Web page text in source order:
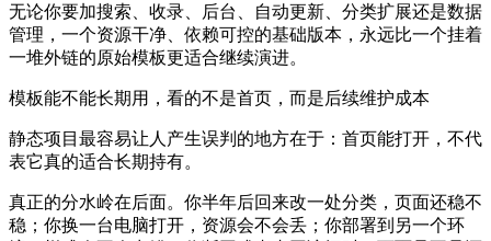
无论你要加搜索、收录、后台、自动更新、分类扩展还是数据
管理，一个资源干净、依赖可控的基础版本，永远比一个挂着
一堆外链的原始模板更适合继续演进。
模板能不能长期用，看的不是首页，而是后续维护成本
静态项目最容易让人产生误判的地方在于：首页能打开，不代
表它真的适合长期持有。
真正的分水岭在后面。你半年后回来改一处分类，页面还稳不
稳；你换一台电脑打开，资源会不会丢；你部署到另一个环